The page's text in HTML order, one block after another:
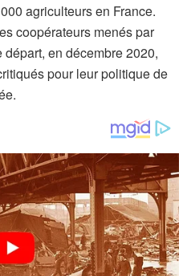
agriculteurs en France.
coopérateurs menés par
en décembre 2020,
pour leur politique de